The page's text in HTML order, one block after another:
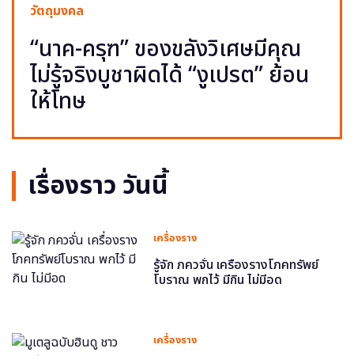
วัตถุมงคล
“นาค-ครุฑ” ของขลังวิเศษมีคุณ
ไม่รู้จริงบูชาผิดได้ “งูเปรต” ย้อน
ให้โทษ
เรื่องราว วันนี้
เครื่องราง
รู้จัก ภควจั่น เครื่องรางโภคทรัพย์
โบราณ พกไว้ มีกิน ไม่มีอด
เครื่องราง